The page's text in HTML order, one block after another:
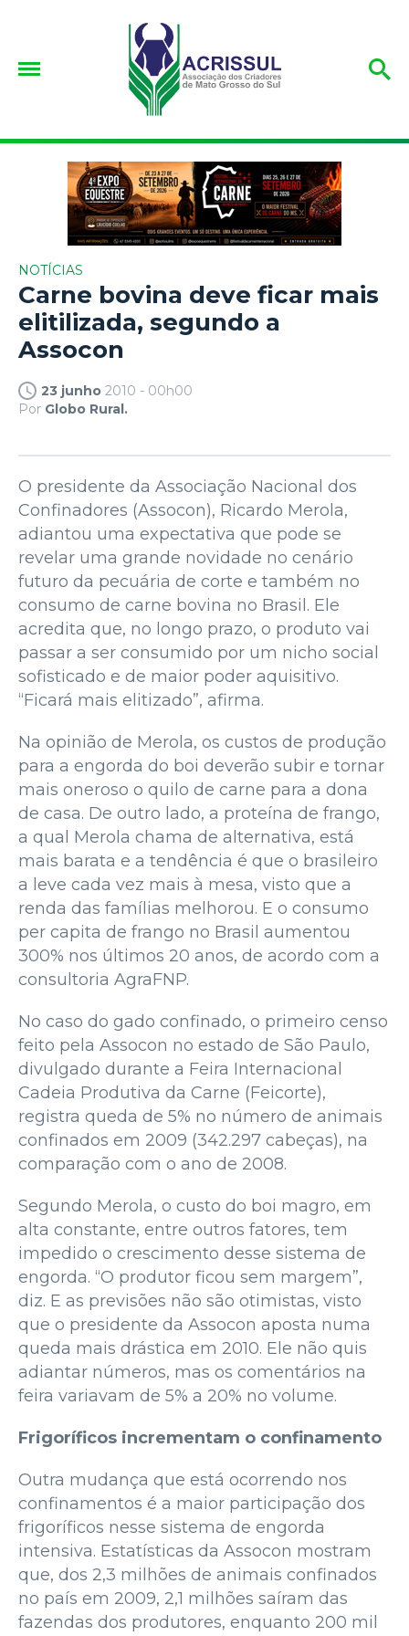
NOTÍCIAS
Carne bovina deve ficar mais
elitilizada, segundo a
Assocon
23 junho 2010 - 00h00
Por Globo Rural.
O presidente da Associação Nacional dos
Confinadores (Assocon), Ricardo Merola,
adiantou uma expectativa que pode se
revelar uma grande novidade no cenário
futuro da pecuária de corte e também no
consumo de carne bovina no Brasil. Ele
acredita que, no longo prazo, o produto vai
passar a ser consumido por um nicho social
sofisticado e de maior poder aquisitivo.
“Ficará mais elitizado”, afirma.
Na opinião de Merola, os custos de produção
para a engorda do boi deverão subir e tornar
mais oneroso o quilo de carne para a dona
de casa. De outro lado, a proteína de frango,
a qual Merola chama de alternativa, está
mais barata e a tendência é que o brasileiro
a leve cada vez mais à mesa, visto que a
renda das famílias melhorou. E o consumo
per capita de frango no Brasil aumentou
300% nos últimos 20 anos, de acordo com a
consultoria AgraFNP.
No caso do gado confinado, o primeiro censo
feito pela Assocon no estado de São Paulo,
divulgado durante a Feira Internacional
Cadeia Produtiva da Carne (Feicorte),
registra queda de 5% no número de animais
confinados em 2009 (342.297 cabeças), na
comparação com o ano de 2008.
Segundo Merola, o custo do boi magro, em
alta constante, entre outros fatores, tem
impedido o crescimento desse sistema de
engorda. “O produtor ficou sem margem”,
diz. E as previsões não são otimistas, visto
que o presidente da Assocon aposta numa
queda mais drástica em 2010. Ele não quis
adiantar números, mas os comentários na
feira variavam de 5% a 20% no volume.
Frigoríficos incrementam o confinamento
Outra mudança que está ocorrendo nos
confinamentos é a maior participação dos
frigoríficos nesse sistema de engorda
intensiva. Estatísticas da Assocon mostram
que, dos 2,3 milhões de animais confinados
no país em 2009, 2,1 milhões saíram das
fazendas dos produtores, enquanto 200 mil